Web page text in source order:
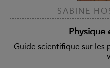
SABINE
Physique
Guide scientifique sur les